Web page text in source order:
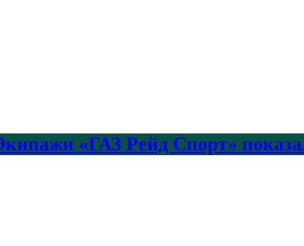
«ГАЗ Рейд Спорт»